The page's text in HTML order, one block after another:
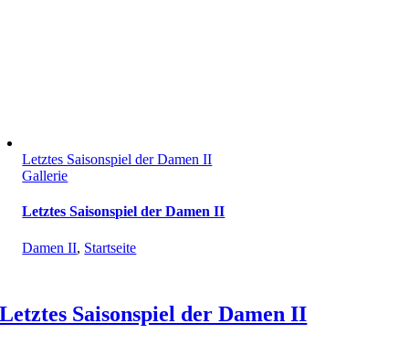
Letztes Saisonspiel der Damen II
Gallerie
Letztes Saisonspiel der Damen II
Damen II, Startseite
Letztes Saisonspiel der Damen II